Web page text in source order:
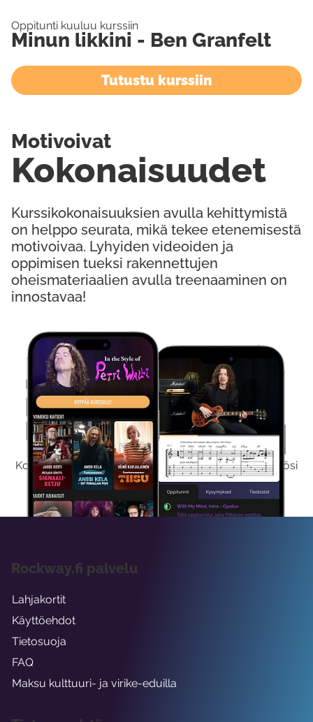
Kokeile Ilmaiseksi
Kokeilemalla ilmaiseksi saat koko sisältömme käyttöösi
viikon ajaksi.
Oppitunti kuuluu kurssiin
Minun likkini - Ben Granfelt
Tutustu kurssiin
Kurssikokonaisuuksien avulla kehittymistä
on helppo seurata, mikä tekee etenemisestä
motivoivaa. Lyhyiden videoiden ja
oppimisen tueksi rakennettujen
oheismateriaalien avulla treenaaminen on
innostavaa!
Kokonaisuudet
Motivoivat
Rockway.fi palvelu
Lahjakortit
Käyttöehdot
Tietosuoja
FAQ
Maksu kulttuuri- ja virike-eduilla